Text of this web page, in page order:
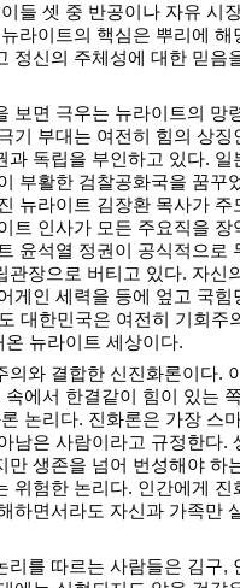
들 셋 중 반공이나 자유 시
라이트의 핵심은 뿌리에
정신의 주체성에 대한 믿음
보면 극우는 뉴라이트의 망
기 부대는 여전히 힘의 상
과 독립을 부인하고 있다.
부활한 검찰공화국을 꿈꾸
뉴라이트 김장환 목사가
트 인사가 모든 주요직을
윤석열 정권이 공식적으로
관장으로 버티고 있다. 자신
게인 세력을 등에 엎고 국
대한민국은 여전히 기회주
뉴라이트 세상이다.
의와 결합한 신진화론이다.
에서 한결같이 힘이 있는
논리다. 진화론은 가장 스
남은 사람이라고 규정한다.
만 생존을 넘어 번성해야 하
위험한 논리다. 인간에게
하면서라도 자신과 가족만
리를 따르는 사람들은 김구,